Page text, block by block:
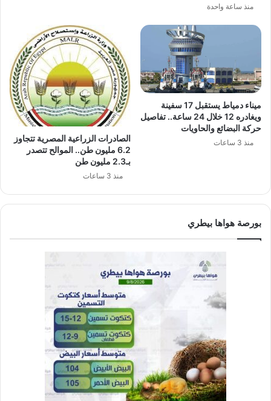
منذ ساعة واحدة
ميناء دمياط يستقبل 17 سفينة
ويغادره 12 خلال 24 ساعة.. تفاصيل
حركة البضائع والحاويات
منذ 3 ساعات
الصادرات الزراعية المصرية تتجاوز
6.2 مليون طن.. الموالح تتصدر
بـ2.3 مليون طن
منذ 3 ساعات
بورصة هواها بيطري